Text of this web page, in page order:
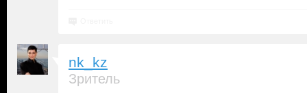
nk_kz
Зритель